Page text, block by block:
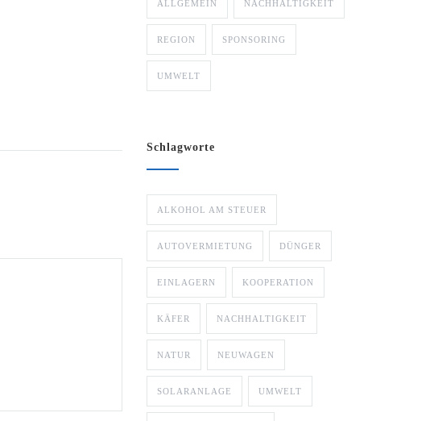
ALLGEMEIN NACHHALTIGKEIT
REGION SPONSORING
UMWELT
Schlagworte
ALKOHOL AM STEUER
AUTOVERMIETUNG DÜNGER
EINLAGERN KOOPERATION
KÄFER NACHHALTIGKEIT
NATUR NEUWAGEN
SOLARANLAGE UMWELT